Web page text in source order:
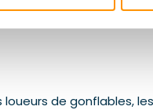
loueurs de gonflables,